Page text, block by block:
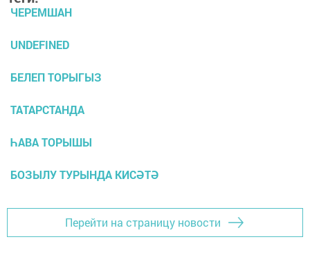
ЧЕРЕМШАН
UNDEFINED
БЕЛЕП ТОРЫГЫЗ
ТАТАРСТАНДА
ҺАВА ТОРЫШЫ
БОЗЫЛУ ТУРЫНДА КИСӘТӘ
Перейти на страницу новости